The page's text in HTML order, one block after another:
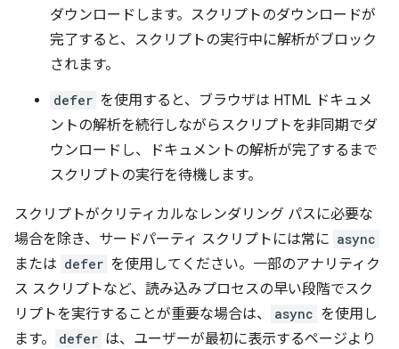
ダウンロードします。スクリプトのダウンロードが
完了すると、スクリプトの実行中に解析がブロック
されます。
defer を使用すると、ブラウザは HTML ドキュメ
ントの解析を続行しながらスクリプトを非同期でダ
ウンロードし、ドキュメントの解析が完了するまで
スクリプトの実行を待機します。
スクリプトがクリティカルなレンダリング パスに必要な
場合を除き、サードパーティ スクリプトには常に async
または defer を使用してください。一部のアナリティク
ス スクリプトなど、読み込みプロセスの早い段階でスク
リプトを実行することが重要な場合は、
async を使用し
ます。
defer は、ユーザーが最初に表示するページより